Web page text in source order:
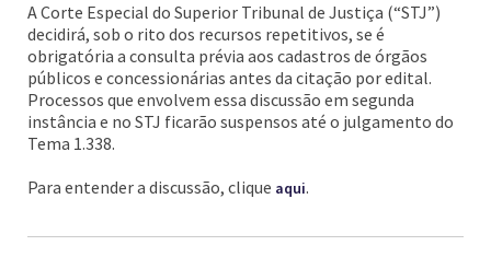
A Corte Especial do Superior Tribunal de Justiça (“STJ”)
decidirá, sob o rito dos recursos repetitivos, se é
obrigatória a consulta prévia aos cadastros de órgãos
públicos e concessionárias antes da citação por edital.
Processos que envolvem essa discussão em segunda
instância e no STJ ficarão suspensos até o julgamento do
Tema 1.338.
Para entender a discussão, clique aqui.